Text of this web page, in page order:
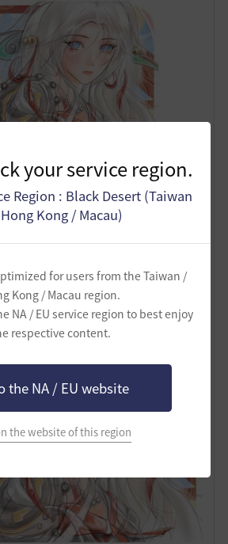
your service region.
Region : Black Desert (Taiwan
Kong / Macau)
for users from the Taiwan /
Kong / Macau region.
NA / EU service region to best enjoy
respective content.
the NA / EU website
the website of this region
——————